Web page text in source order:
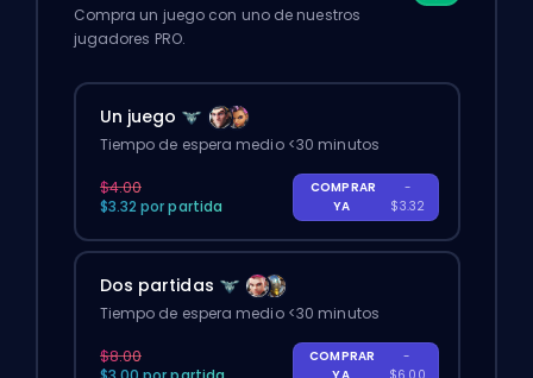
Compra un juego con uno de nuestros
jugadores PRO.
Un juego
Tiempo de espera medio <30 minutos
$4.00
$3.32 por partida
COMPRAR
YA
-
$3.32
Dos partidas
Tiempo de espera medio <30 minutos
$8.00
COMPRAR
-